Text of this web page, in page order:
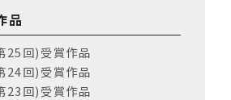
品
25回)受賞作品
24回)受賞作品
23回)受賞作品